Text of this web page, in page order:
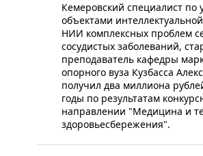
Кемеровский специалист по
объектами
НИИ комплексных проблем
сосудистых заболеваний,
преподаватель кафедры
опорного вуза Кузбасса
получил два миллиона
годы по результатам
направлении "Медицина и
здоровьесбережения".